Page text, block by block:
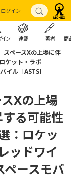
ログイン
イン 連載 著者 商
スペースXの上場に伴
ケット・ラボ
イル［ASTS］
スXの上場
る可能性
：ロケッ
ッドワイ
ペースモバ